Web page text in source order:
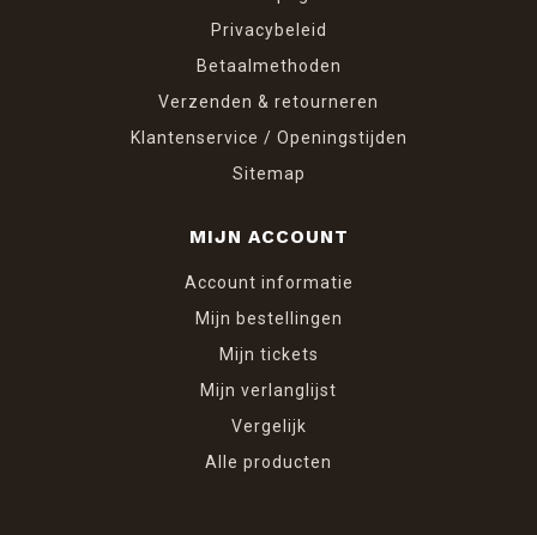
Privacybeleid
Betaalmethoden
Verzenden & retourneren
Klantenservice / Openingstijden
Sitemap
MIJN ACCOUNT
Account informatie
Mijn bestellingen
Mijn tickets
Mijn verlanglijst
Vergelijk
Alle producten